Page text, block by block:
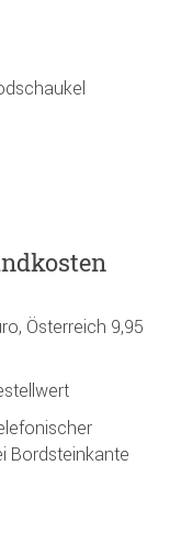
Österreich 9,95
Bordsteinkante